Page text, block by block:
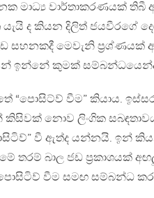
මාධ්‍ය වාර්තාකරණයක්
ද කියන දිලිත් ජයවීරගේ
සහනකදී මෙවැනි ප්‍රශ්ණයක්
ඉන්නේ කුමක්
“පොසිට්ව් වීම” කියාය.
කිසිවක් නොව ලිංගික
වී ඇත්ද යන්නයි. ඉන්
තරම් බාල ජඩ ප්‍රකාශයක්
වීම සමඟ සම්බන්ධ